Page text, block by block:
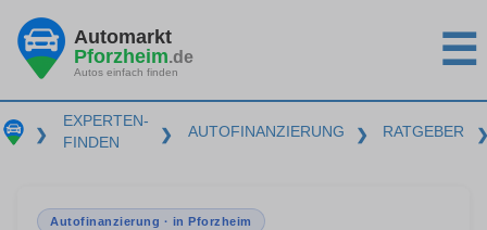
Automarkt
Pforzheim.de
Autos einfach finden ☰
❯
EXPERTEN-
FINDEN
❯ AUTOFINANZIERUNG ❯ RATGEBER
Autofinanzierung · in Pforzheim